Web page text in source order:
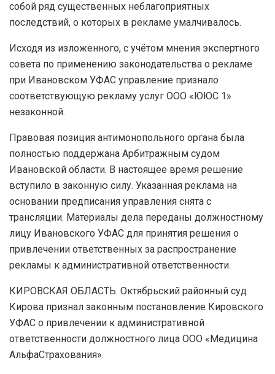
собой ряд существенных неблагоприятных
последствий, о которых в рекламе умалчивалось.
Исходя из изложенного, с учётом мнения экспертного
совета по применению законодательства о рекламе
при Ивановском УФАС управление признало
соответствующую рекламу услуг ООО «ЮЮС 1»
незаконной.
Правовая позиция антимонопольного органа была
полностью поддержана Арбитражным судом
Ивановской области. В настоящее время решение
вступило в законную силу. Указанная реклама на
основании предписания управления снята с
трансляции. Материалы дела переданы должностному
лицу Ивановского УФАС для принятия решения о
привлечении ответственных за распространение
рекламы к административной ответственности.
КИРОВСКАЯ ОБЛАСТЬ. Октябрьский районный суд
Кирова признал законным постановление Кировского
УФАС о привлечении к административной
ответственности должностного лица ООО «Медицина
АльфаСтрахования».